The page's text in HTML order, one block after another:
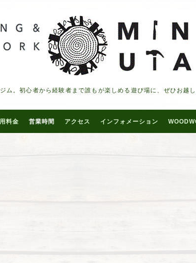
ム。初心者から経験者まで誰もが楽しめる遊び場に、ぜひお越し
料金 営業時間 アクセス インフォメーション